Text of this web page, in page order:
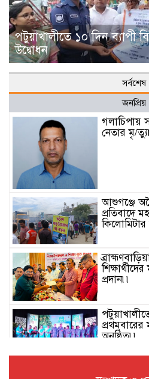
পটুয়াখালীতে ১০ দিন ব্যাপী
উদ্বোধন
সর্বশেষ
জনপ্রিয়
গলাচিপায়
নেতার মৃ/
আশুগঞ্জে
প্রতিবাদে
কিলোমিটার
প্রদান৷৷
অনুষ্ঠিত৷৷